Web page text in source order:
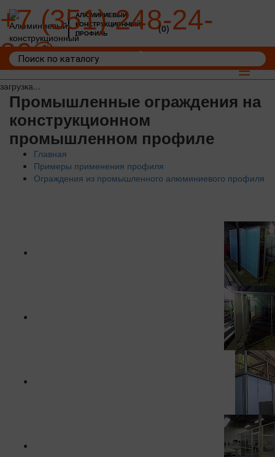
загрузка...
АЛЮМИНИЕВЫЙ
КОНСТРУКЦИОННЫЙ
ПРОФИЛЬ
+7 (351) 248-24-
36
(0)
Toggle
Промышленные ограждения на
конструкционном
промышленном профиле
Главная
Примеры применения профиля
Ограждения из промышленного алюминиевого профиля